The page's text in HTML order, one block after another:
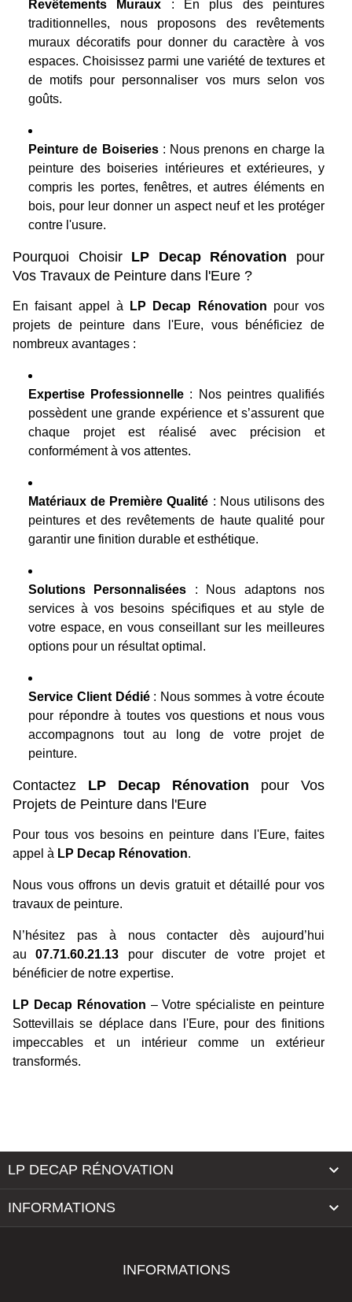
Revêtements Muraux : En plus des peintures
traditionnelles, nous proposons des revêtements
muraux décoratifs pour donner du caractère à vos
espaces. Choisissez parmi une variété de textures et
de motifs pour personnaliser vos murs selon vos
goûts.
Peinture de Boiseries: Nous prenons en charge la
peinture des boiseries intérieures et extérieures, y
compris les portes, fenêtres, et autres éléments en
bois, pour leur donner un aspect neuf et les protéger
contre l'usure.
Pourquoi Choisir LP Decap Rénovation pour
Vos Travaux de Peinture dans l'Eure ?
En faisant appel à LP Decap Rénovation pour vos
projets de peinture dans l'Eure, vous bénéficiez de
nombreux avantages :
Expertise Professionnelle : Nos peintres qualifiés
possèdent une grande expérience et s’assurent que
chaque projet est réalisé avec précision et
conformément à vos attentes.
Matériaux de Première Qualité : Nous utilisons des
peintures et des revêtements de haute qualité pour
garantir une finition durable et esthétique.
Solutions Personnalisées : Nous adaptons nos
services à vos besoins spécifiques et au style de
votre espace, en vous conseillant sur les meilleures
options pour un résultat optimal.
Service Client Dédié: Nous sommes à votre écoute
pour répondre à toutes vos questions et nous vous
accompagnons tout au long de votre projet de
peinture.
Contactez LP Decap Rénovation pour Vos
Projets de Peinture dans l'Eure
Pour tous vos besoins en peinture dans l'Eure, faites
appel à LP Decap Rénovation.
Nous vous offrons un devis gratuit et détaillé pour vos
travaux de peinture.
N’hésitez pas à nous contacter dès aujourd’hui
au07.71.60.21.13 pour discuter de votre projet et
bénéficier de notre expertise.
LP Decap Rénovation – Votre spécialiste en peinture
Sottevillais se déplace dans l'Eure, pour des finitions
impeccables et un intérieur comme un extérieur
transformés.
LP DECAP RÉNOVATION 
INFORMATIONS 
INFORMATIONS